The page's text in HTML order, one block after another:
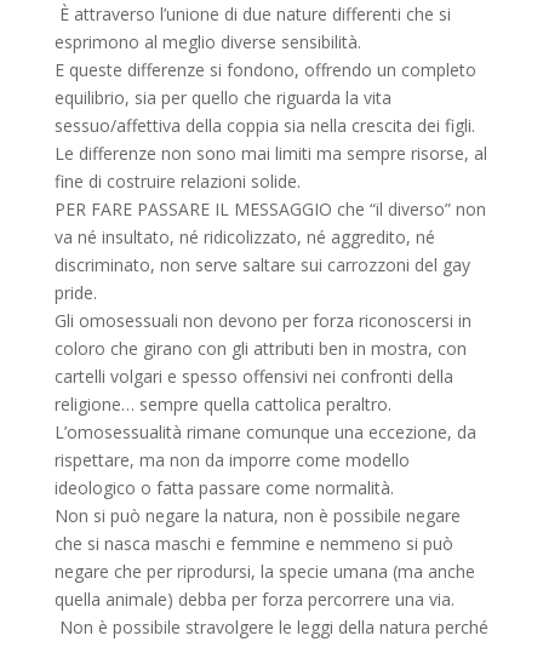
È attraverso l’unione di due nature differenti che si
esprimono al meglio diverse sensibilità.
E queste differenze si fondono, offrendo un completo
equilibrio, sia per quello che riguarda la vita
sessuo/affettiva della coppia sia nella crescita dei figli.
Le differenze non sono mai limiti ma sempre risorse, al
fine di costruire relazioni solide.
PER FARE PASSARE IL MESSAGGIO che “il diverso” non
va né insultato, né ridicolizzato, né aggredito, né
discriminato, non serve saltare sui carrozzoni del gay
pride.
Gli omosessuali non devono per forza riconoscersi in
coloro che girano con gli attributi ben in mostra, con
cartelli volgari e spesso offensivi nei confronti della
religione… sempre quella cattolica peraltro.
L’omosessualità rimane comunque una eccezione, da
rispettare, ma non da imporre come modello
ideologico o fatta passare come normalità.
Non si può negare la natura, non è possibile negare
che si nasca maschi e femmine e nemmeno si può
negare che per riprodursi, la specie umana (ma anche
quella animale) debba per forza percorrere una via.
Non è possibile stravolgere le leggi della natura perché